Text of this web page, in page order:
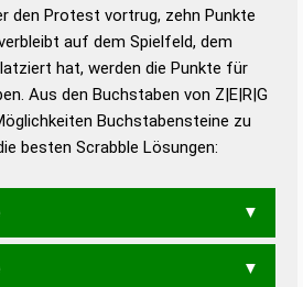
Duden – Standardwerk in 12 Bänden
Duden – Richtiges und gutes
Deutsch
Duden – Die deutsche Grammatik
Duden – Deutsches
Universalwörterbuch
den Protest vortrug, zehn Punkte
auf dem Spielfeld, dem
hat, werden die Punkte für
Aus den Buchstaben von Z|E|R|G
Buchstabensteine zu
besten Scrabble Lösungen: